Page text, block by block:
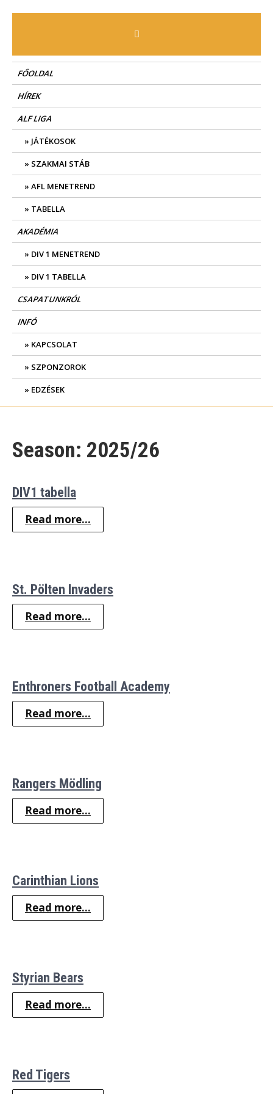
FŐOLDAL
HÍREK
ALF LIGA
JÁTÉKOSOK
SZAKMAI STÁB
AFL MENETREND
TABELLA
AKADÉMIA
DIV 1 MENETREND
DIV 1 TABELLA
CSAPATUNKRÓL
INFÓ
KAPCSOLAT
SZPONZOROK
EDZÉSEK
Season: 2025/26
DIV1 tabella
Read more...
St. Pölten Invaders
Read more...
Enthroners Football Academy
Read more...
Rangers Mödling
Read more...
Carinthian Lions
Read more...
Styrian Bears
Read more...
Red Tigers